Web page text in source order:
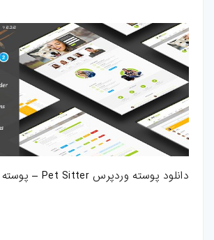
دانلود پوسته وردپرس Pet Sitter – پوسته کاریابی وردپرس